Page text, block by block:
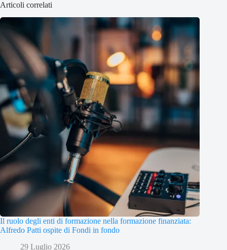
Articoli correlati
Il ruolo degli enti di formazione nella formazione finanziata:
Alfredo Patti ospite di Fondi in fondo
29 Luglio 2026